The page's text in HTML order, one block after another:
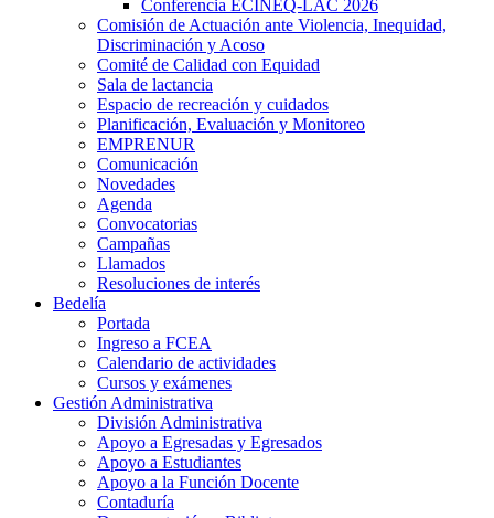
Conferencia ECINEQ-LAC 2026
Comisión de Actuación ante Violencia, Inequidad,
Discriminación y Acoso
Comité de Calidad con Equidad
Sala de lactancia
Espacio de recreación y cuidados
Planificación, Evaluación y Monitoreo
EMPRENUR
Comunicación
Novedades
Agenda
Convocatorias
Campañas
Llamados
Resoluciones de interés
Bedelía
Portada
Ingreso a FCEA
Calendario de actividades
Cursos y exámenes
Gestión Administrativa
División Administrativa
Apoyo a Egresadas y Egresados
Apoyo a Estudiantes
Apoyo a la Función Docente
Contaduría